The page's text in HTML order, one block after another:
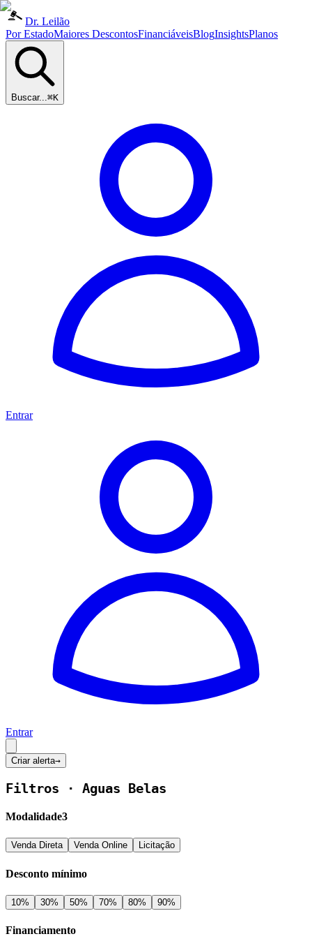
Dr. Leilão
Por EstadoMaiores DescontosFinanciáveisBlogInsightsPlanos
Buscar...⌘K
Entrar
Entrar
Criar alerta→
Filtros · Aguas Belas
Modalidade3
Venda Direta Venda Online Licitação
Desconto mínimo
10% 30% 50% 70% 80% 90%
Financiamento